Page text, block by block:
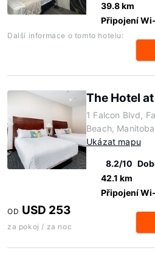
39.8 km
Připojení
Další informace o tomto hotelu:
The Hotel
1 Falcon Blvd,
Beach,
Ukázat mapu
8.2/10
42.1 km
Připojení
OD USD 253
za pokoj / za noc